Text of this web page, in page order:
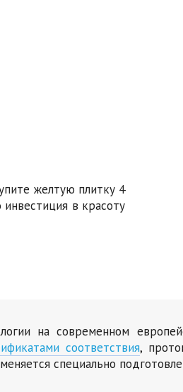
желтую плитку 4
в красоту
на современном
соответствия,
специально